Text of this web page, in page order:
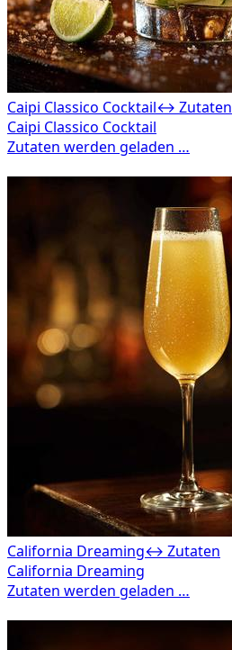
Caipi Classico Cocktail↔ Zutaten
California Dreaming↔ Zutaten